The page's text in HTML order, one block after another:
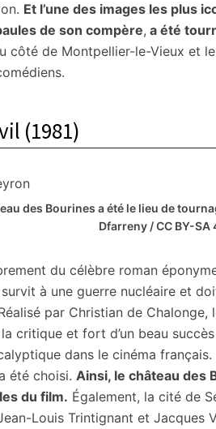
Et l’une des images les plus
de son compère, a été
côté de Montpellier-le-Vieux et
(1981)
des Bourines a été le lieu de
Dfarreny / CC BY-
du célèbre roman
à une guerre nucléaire et
par Christian de
critique et fort d’un beau
dans le cinéma
été choisi. Ainsi, le château des
du film. Également, la cité de
Louis Trintignant et Jacques